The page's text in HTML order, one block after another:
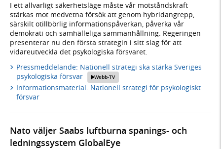
I ett allvarligt säkerhetsläge måste vår motståndskraft
stärkas mot medvetna försök att genom hybridangrepp,
särskilt otillbörlig informationspåverkan, påverka vår
demokrati och samhälleliga sammanhållning. Regeringen
presenterar nu den första strategin i sitt slag för att
vidareutveckla det psykologiska försvaret.
Pressmeddelande: Nationell strategi ska stärka Sveriges
psykologiska försvar
Webb-TV
Informationsmaterial: Nationell strategi för psykologiskt
försvar
Nato väljer Saabs luftburna spanings- och
ledningssystem GlobalEye